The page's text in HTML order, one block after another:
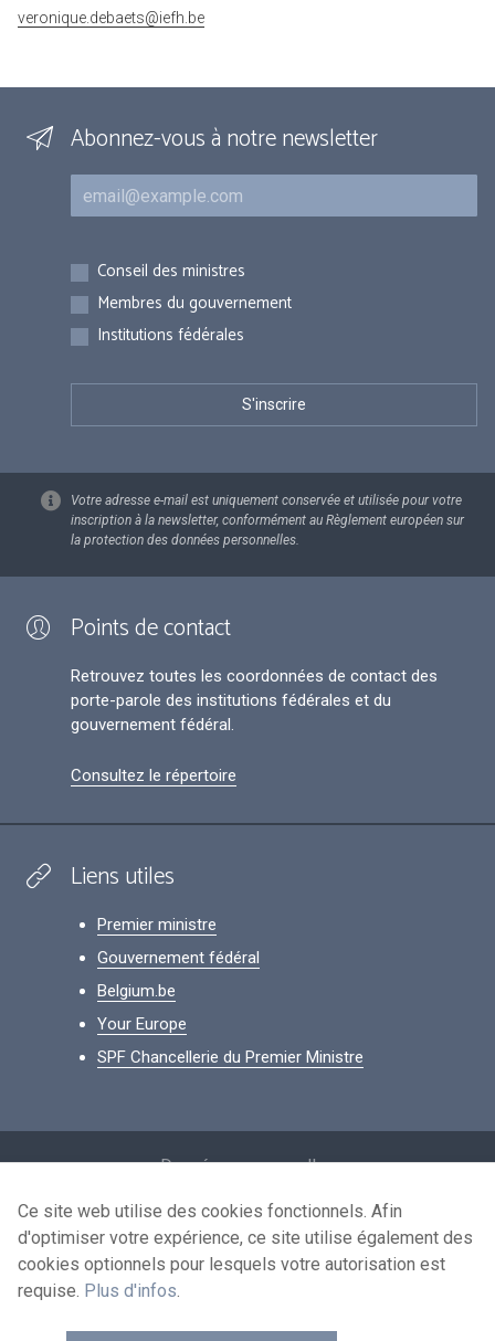
veronique.debaets@iefh.be
Abonnez-vous à notre newsletter
Courriel
Inscriptions
Conseil des ministres
Membres du gouvernement
Institutions fédérales
Votre adresse e-mail est uniquement conservée et utilisée pour votre
inscription à la newsletter, conformément au Règlement européen sur
la protection des données personnelles.
Points de contact
Retrouvez toutes les coordonnées de contact des
porte-parole des institutions fédérales et du
gouvernement fédéral.
Consultez le répertoire
Liens utiles
Premier ministre
Gouvernement fédéral
Belgium.be
Your Europe
SPF Chancellerie du Premier Ministre
Données personnelles
Conditions de réutilisation
Contactez-nous
Ce site web utilise des cookies fonctionnels. Afin
d'optimiser votre expérience, ce site utilise également des
cookies optionnels pour lesquels votre autorisation est
requise. Plus d'infos.